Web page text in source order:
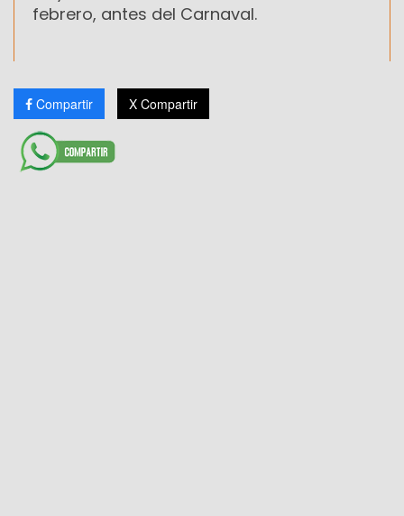
febrero, antes del Carnaval.
Compartir X Compartir